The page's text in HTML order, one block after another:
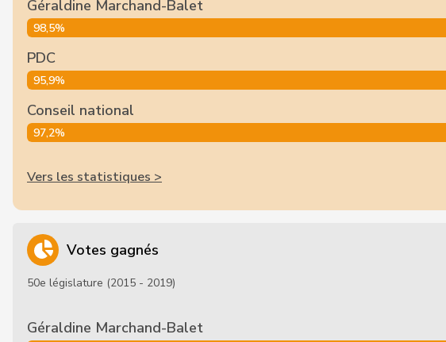
Géraldine Marchand-Balet
98,5%
PDC
95,9%
Conseil national
97,2%
Vers les statistiques >
Votes gagnés
50e législature (2015 - 2019)
Géraldine Marchand-Balet